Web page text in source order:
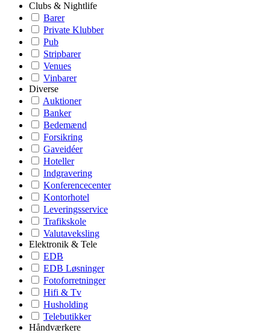
Clubs & Nightlife
Barer
Private Klubber
Pub
Stripbarer
Venues
Vinbarer
Diverse
Auktioner
Banker
Bedemænd
Forsikring
Gaveidéer
Hoteller
Indgravering
Konferencecenter
Kontorhotel
Leveringsservice
Trafikskole
Valutaveksling
Elektronik & Tele
EDB
EDB Løsninger
Fotoforretninger
Hifi & Tv
Husholding
Telebutikker
Håndværkere